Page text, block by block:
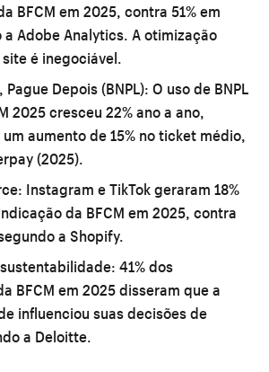
BFCM em 2025, contra 51% em
Adobe Analytics. A otimização
é inegociável.
Depois (BNPL): O uso de BNPL
2025 cresceu 22% ano a ano,
aumento de 15% no ticket médio,
(2025).
Instagram e TikTok geraram 18%
da BFCM em 2025, contra
a Shopify.
41% dos
BFCM em 2025 disseram que a
influenciou suas decisões de
a Deloitte.